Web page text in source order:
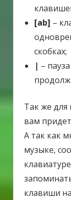
[ab] –
скобках;
| –
Так же
вам
А так как
музыке,
клавиши на